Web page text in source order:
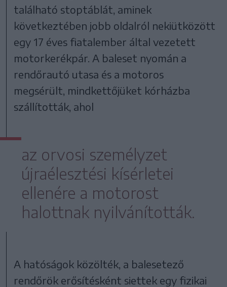
található stoptáblát, aminek
következtében jobb oldalról nekiütközött
egy 17 éves fiatalember által vezetett
motorkerékpár. A baleset nyomán a
rendőrautó utasa és a motoros
megsérült, mindkettőjüket kórházba
szállították, ahol
az orvosi személyzet
újraélesztési kísérletei
ellenére a motorost
halottnak nyilvánították.
A hatóságok közölték, a balesetező
rendőrök erősítésként siettek egy fizikai